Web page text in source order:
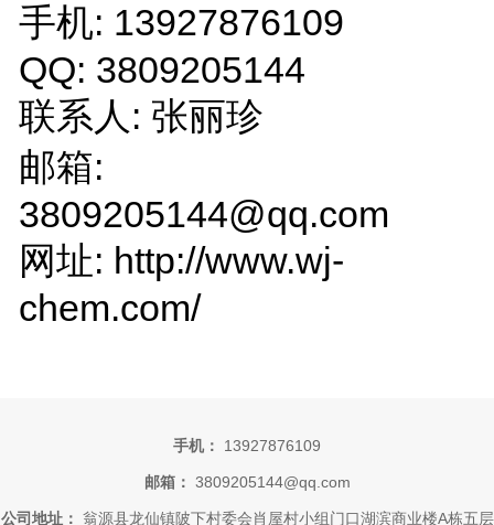
手机: 13927876109
QQ: 3809205144
联系人: 张丽珍
邮箱:
3809205144@qq.com
网址: http://www.wj-
chem.com/
手机： 13927876109
邮箱： 3809205144@qq.com
公司地址： 翁源县龙仙镇陂下村委会肖屋村小组门口湖滨商业楼A栋五层